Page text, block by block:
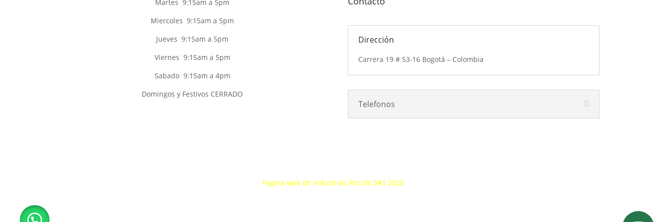
Martes 9:15am a 5pm
Miercoles 9:15am a 5pm
Jueves 9:15am a 5pm
Viernes 9:15am a 5pm
Sabado 9:15am a 4pm
Domingos y Festivos CERRADO
Dirección
Carrera 19 # 53-16 Bogotá – Colombia
Telefonos
Pagina web de Industrias Piccolo SAS 2026